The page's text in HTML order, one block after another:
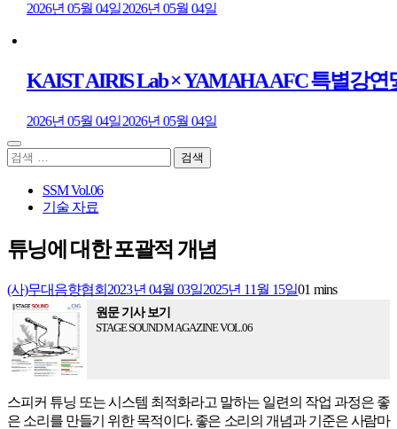
년 05월 04일2026년 05월 04일
AIRIS Lab × YAMAHA AFC 특별강연및
년 05월 04일2026년 05월 04일
검
SSM Vol.06
기술 자료
튜닝에 대한 포괄적 개념
(사)무대음향협회 2023년 04월 03일2025년 11월 15일01 mins
원문 기사 보기
STAGE SOUND MAGAZINE VOL.06
스피커 튜닝 또는 시스템 최적화라고 말하는 일련의 작업 과정은 좋
은 소리를 만들기 위한 목적이다. 좋은 소리의 개념과 기준은 사람마